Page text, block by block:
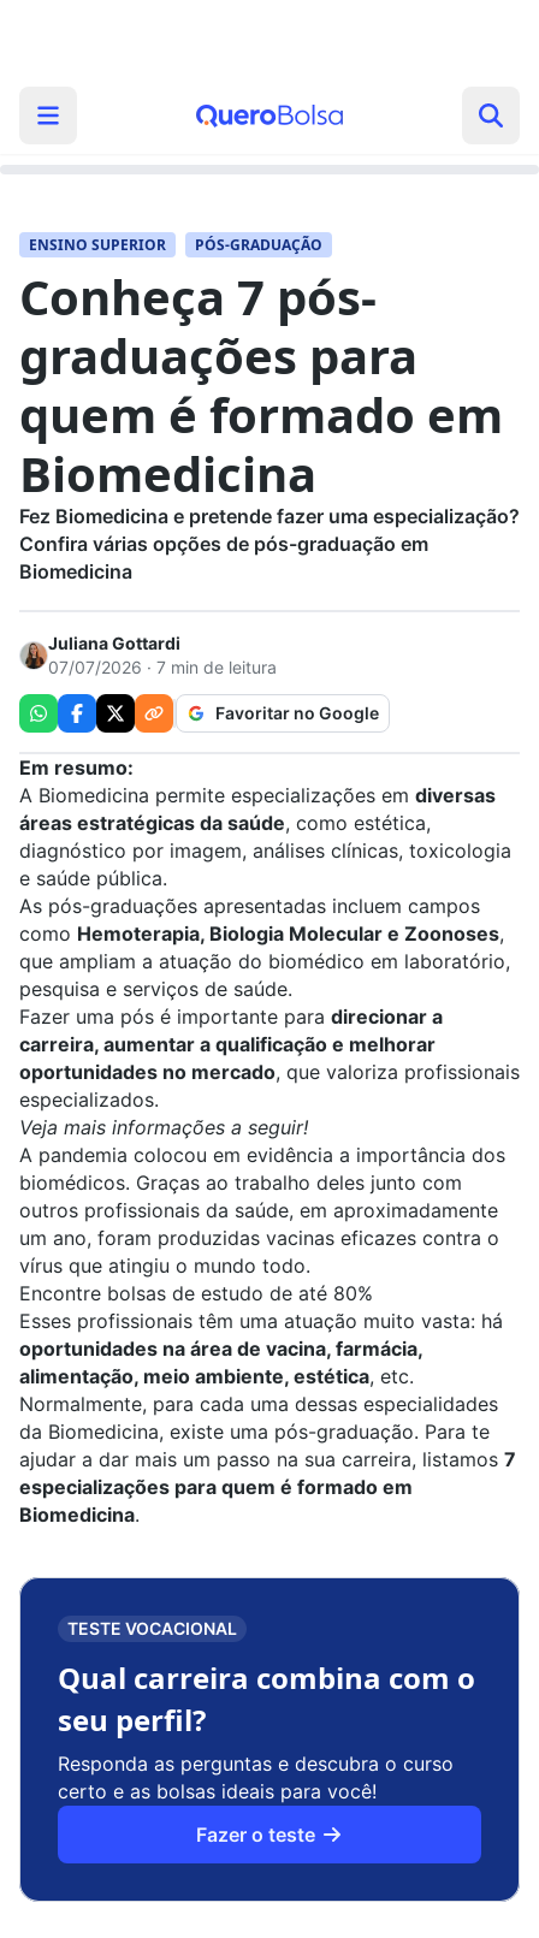
ENSINO SUPERIOR PÓS-GRADUAÇÃO
Conheça 7 pós-
graduações para
quem é formado em
Biomedicina
Fez Biomedicina e pretende fazer uma especialização?
Confira várias opções de pós-graduação em
Biomedicina
Juliana Gottardi
07/07/2026 · 7 min de leitura
Favoritar no Google
Em resumo:
A Biomedicina permite especializações em diversas
áreas estratégicas da saúde, como estética,
diagnóstico por imagem, análises clínicas, toxicologia
e saúde pública.
As pós-graduações apresentadas incluem campos
como Hemoterapia, Biologia Molecular e Zoonoses,
que ampliam a atuação do biomédico em laboratório,
pesquisa e serviços de saúde.
Fazer uma pós é importante para direcionar a
carreira, aumentar a qualificação e melhorar
oportunidades no mercado, que valoriza profissionais
especializados.
Veja mais informações a seguir!
A pandemia colocou em evidência a importância dos
biomédicos. Graças ao trabalho deles junto com
outros profissionais da saúde, em aproximadamente
um ano, foram produzidas vacinas eficazes contra o
vírus que atingiu o mundo todo.
Encontre bolsas de estudo de até 80%
Esses profissionais têm uma atuação muito vasta: há
oportunidades na área de vacina, farmácia,
alimentação, meio ambiente, estética, etc.
Normalmente, para cada uma dessas especialidades
da Biomedicina, existe uma pós-graduação. Para te
ajudar a dar mais um passo na sua carreira, listamos 7
especializações para quem é formado em
Biomedicina.
TESTE VOCACIONAL
Qual carreira combina com o
seu perfil?
Responda as perguntas e descubra o curso
certo e as bolsas ideais para você!
Fazer o teste